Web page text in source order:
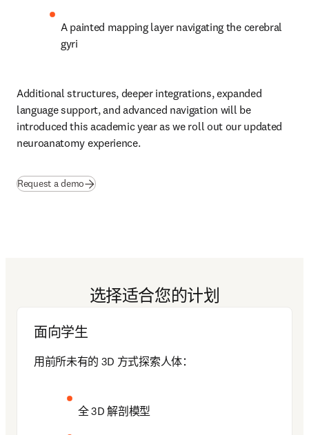
A painted mapping layer navigating the cerebral
gyri
Additional structures, deeper integrations, expanded
language support, and advanced navigation will be
introduced this academic year as we roll out our updated
neuroanatomy experience.
Request a demo
选择适合您的计划
面向学生
用前所未有的 3D 方式探索人体：
全 3D 解剖模型